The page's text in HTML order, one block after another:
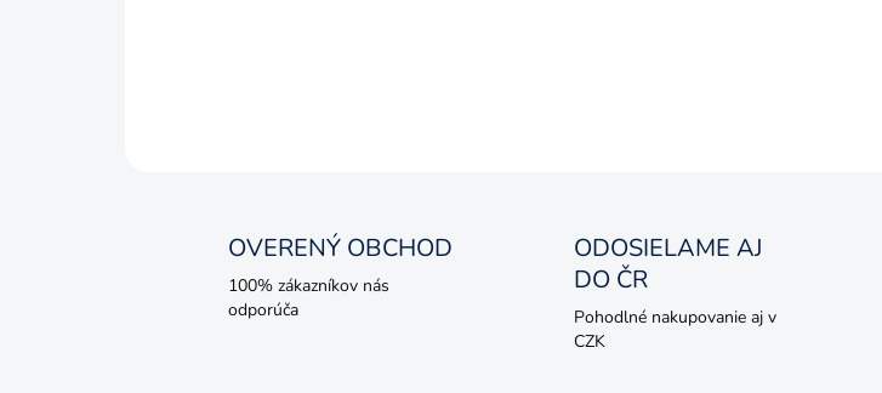
OVERENÝ OBCHOD
100% zákazníkov nás
odporúča
ODOSIELAME AJ
DO ČR
Pohodlné nakupovanie aj v
CZK